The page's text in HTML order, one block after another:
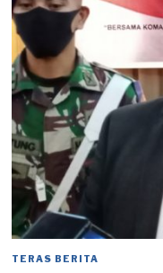
TERAS BERITA